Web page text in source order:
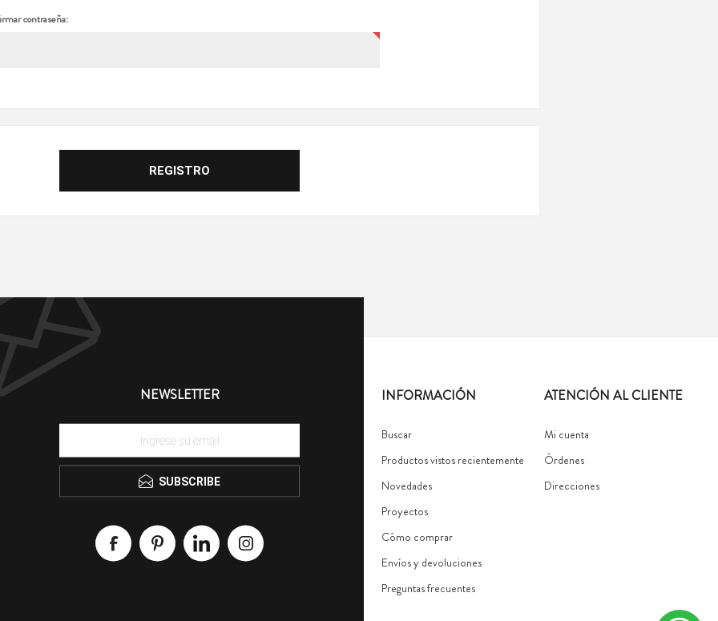
contraseña:
NEWSLETTER
SUBSCRIBE
INFORMACIÓN
Buscar
Productos vistos recientemente
Novedades
Proyectos
Cómo comprar
Envíos y devoluciones
Preguntas frecuentes
ATENCIÓN AL CLIENTE
Mi cuenta
Órdenes
Direcciones